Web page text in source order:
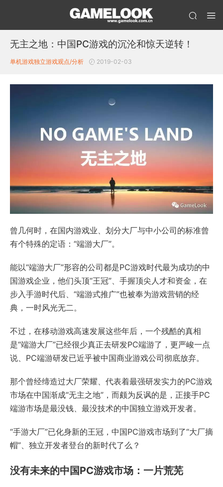
无主之地：中国PC游戏的沉沦和惊天逆转！
单机游戏独立游戏观点/分析 2019-02-03
曾几何时，在国内游戏业、划分大厂与中小公司的标准曾
有个特殊的定语：“端游大厂”。
能以“端游大厂”形容的公司都是PC游戏时代最为成功的中
国游戏企业，他们头顶“王冠”、手握顶尖人才和资金，在
步入手游时代后、“端游式推广”也被奉为游戏营销的经
典，一时风光无二。
不过，在移动游戏高速发展这些年后，一个残酷的真相
是“端游大厂”已经很少真正去研发PC端游了，更严峻一点
说、PC端游研发已近乎被中国商业游戏公司彻底放弃。
那个曾经缔造过大厂荣耀、代表着最强研发实力的PC游戏
市场在中国渐成“无主之地”，而颇为反讽的是，正接手PC
端游市场是最没钱、最没技术的中国独立游戏开发者。
“手游大厂”已化身新的王冠，中国PC游戏市场到了“大厂摘
帽”、独立开发者登台的新时代了么？
没有未来的中国PC游戏市场：一片荒芜